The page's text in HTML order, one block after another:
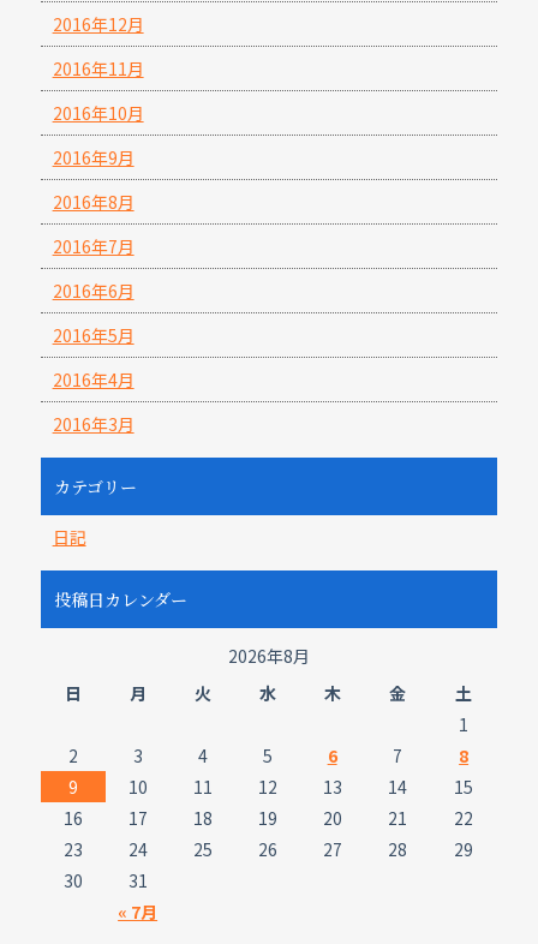
2016年12月
2016年11月
2016年10月
2016年9月
2016年8月
2016年7月
2016年6月
2016年5月
2016年4月
2016年3月
カテゴリー
日記
投稿日カレンダー
2026年8月
日
月 火 水 木 金 土
« 7月
1
2
3 4 5 6 7
8
9
10 11 12 13 14
15
16
17 18 19 20 21
22
23
24 25 26 27 28
29
30
31